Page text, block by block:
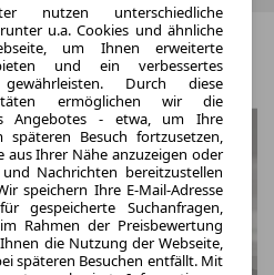
nutzen unterschiedliche
u.a. Cookies und ähnliche
um Ihnen erweiterte
und ein verbessertes
Durch diese
ermöglichen wir die
Angebotes - etwa, um Ihre
späteren Besuch fortzusetzen,
aus Ihrer Nähe anzuzeigen oder
Nachrichten bereitzustellen
speichern Ihre E-Mail-Adresse
gespeicherte Suchanfragen,
Rahmen der Preisbewertung
die Nutzung der Webseite,
späteren Besuchen entfällt. Mit